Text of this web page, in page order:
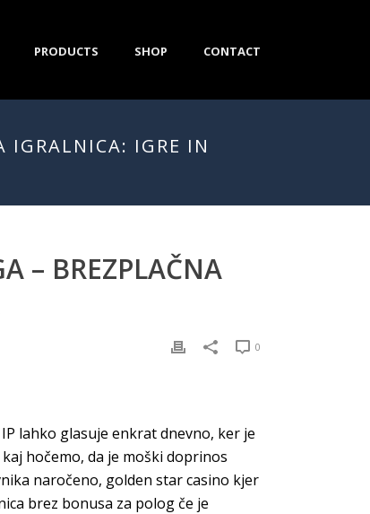
PRODUCTS SHOP CONTACT
IGRALNICA: IGRE IN
– BREZPLAČNA
0
lahko glasuje enkrat dnevno, ker je
hočemo, da je moški doprinos
naročeno, golden star casino kjer
brez bonusa za polog če je